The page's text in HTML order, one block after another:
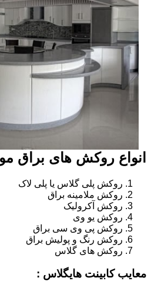
انواع روکش های براق
روکش پلی گلاس یا پلی لاک
روکش ملامینه براق
روکش آکرولیک
روکش یو وی
روکش پی وی سی براق
روکش رنگ و پولیش براق
روکش های گلاس
معایب کابینت هایگلاس :